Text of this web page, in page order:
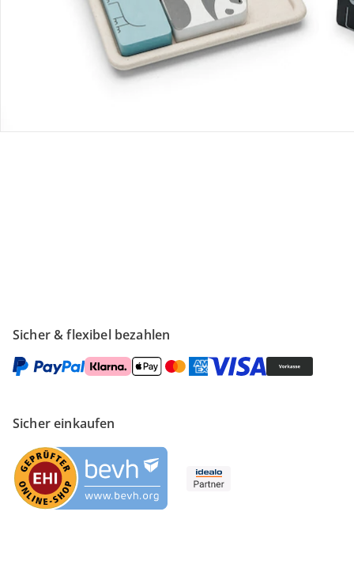
Retoure & Reklamation
Gutscheine & Aktionen
Sicher & flexibel bezahlen
Sicher einkaufen